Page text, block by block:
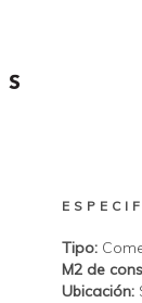
Tipo:
M2 de
Ubicación: